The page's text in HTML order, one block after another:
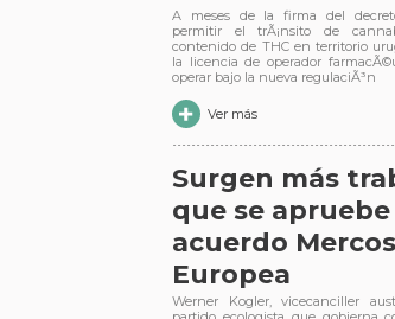
A meses de la firma del
permitir el trÃ¡nsito de
contenido de THC en territorio
la licencia de operador
operar bajo la nueva regulaciÃ³n
Ver más
Surgen más
que se apruebe
acuerdo
Europea
Werner Kogler, vicecanciller